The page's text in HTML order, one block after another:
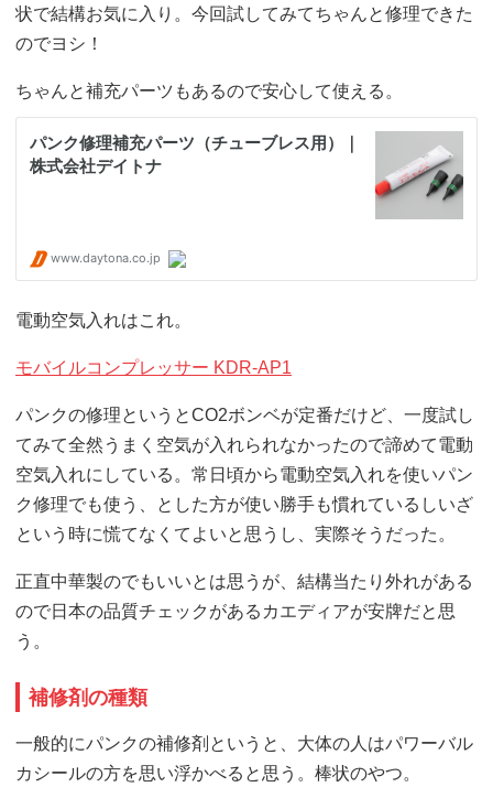
状で結構お気に入り。今回試してみてちゃんと修理できた
のでヨシ！
ちゃんと補充パーツもあるので安心して使える。
電動空気入れはこれ。
モバイルコンプレッサー KDR-AP1
パンクの修理というとCO2ボンベが定番だけど、一度試し
てみて全然うまく空気が入れられなかったので諦めて電動
空気入れにしている。常日頃から電動空気入れを使いパン
ク修理でも使う、とした方が使い勝手も慣れているしいざ
という時に慌てなくてよいと思うし、実際そうだった。
正直中華製のでもいいとは思うが、結構当たり外れがある
ので日本の品質チェックがあるカエディアが安牌だと思
う。
補修剤の種類
一般的にパンクの補修剤というと、大体の人はパワーバル
カシールの方を思い浮かべると思う。棒状のやつ。